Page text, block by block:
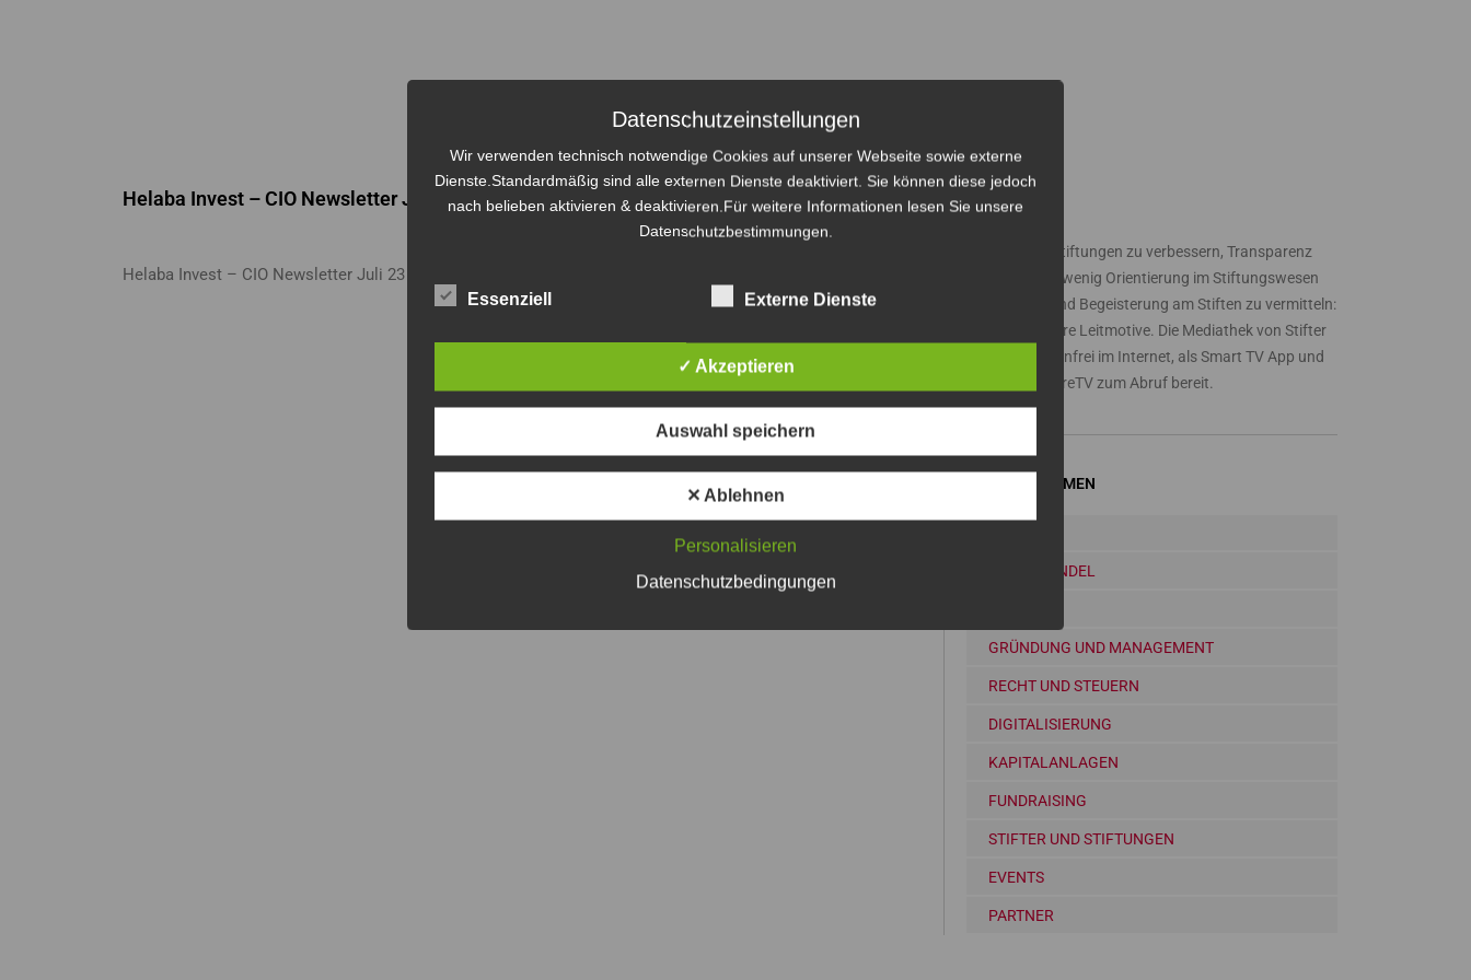
Helaba Invest – CIO Newsletter Juli 23
Helaba Invest – CIO Newsletter Juli 23
STIFTER TV
Wissen über Stiftungen zu verbessern, Transparenz
und damit ein wenig Orientierung im Stiftungswesen
zu schaffen und Begeisterung am Stiften zu vermitteln:
Dies sind unsere Leitmotive. Die Mediathek von Stifter
TV steht kostenfrei im Internet, als Smart TV App und
via Amazon FireTV zum Abruf bereit.
WEITERE THEMEN
KLIMAWANDEL
GRÜNDUNG UND MANAGEMENT
RECHT UND STEUERN
DIGITALISIERUNG
KAPITALANLAGEN
FUNDRAISING
STIFTER UND STIFTUNGEN
EVENTS
PARTNER
Datenschutzeinstellungen
Wir verwenden technisch notwendige Cookies auf unserer Webseite sowie externe
Dienste.Standardmäßig sind alle externen Dienste deaktiviert. Sie können diese jedoch
nach belieben aktivieren & deaktivieren.Für weitere Informationen lesen Sie unsere
Datenschutzbestimmungen.
Essenziell Externe Dienste
✓ Akzeptieren
Auswahl speichern
✕ Ablehnen
Personalisieren
Datenschutzbedingungen